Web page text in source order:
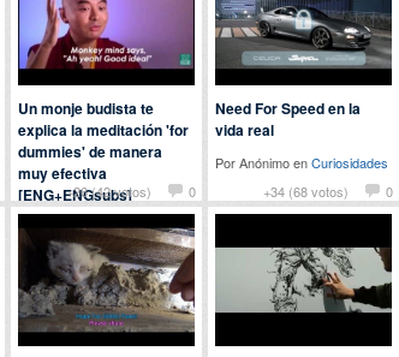
+26 (42 votos) 0
Un monje budista te
explica la meditación 'for
dummies' de manera
muy efectiva
[ENG+ENGsubs]
Por pescaitoenCuriosidades
+34 (68 votos) 0
Need For Speed en la
vida real
Por Anónimo enCuriosidades